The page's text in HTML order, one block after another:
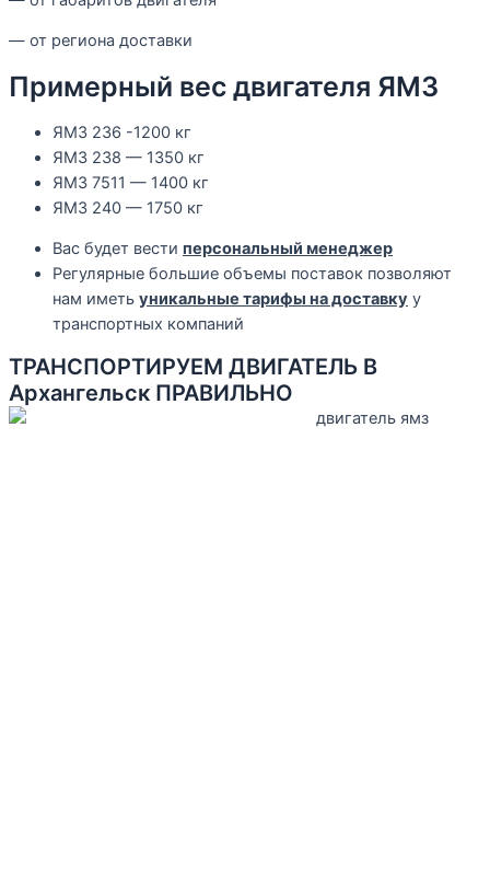
— от региона доставки
Примерный вес двигателя ЯМЗ
ЯМЗ 236 -1200 кг
ЯМЗ 238 — 1350 кг
ЯМЗ 7511 — 1400 кг
ЯМЗ 240 — 1750 кг
Вас будет вести персональный менеджер
Регулярные большие объемы поставок позволяют
нам иметь уникальные тарифы на доставку у
транспортных компаний
ТРАНСПОРТИРУЕМ ДВИГАТЕЛЬ В
Архангельск ПРАВИЛЬНО